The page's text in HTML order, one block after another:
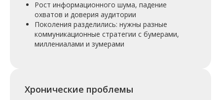
в сложной нише, возможно гарантированно
получить больше прибыли с каждого
вложенного рубля в рекламу!
Рост информационного шума, падение
охватов и доверия аудитории
Поколения разделились: нужны разные
коммуникационные стратегии с бумерами,
миллениалами и зумерами
Хронические проблемы